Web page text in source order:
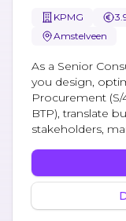
KPMG
Amstelveen
As a Senior
you design,
Procurement
BTP), translate
stakeholders,